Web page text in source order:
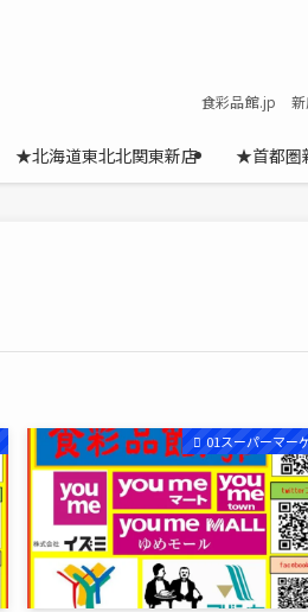
食彩品館.jp 新
★北海道東北北関東新店 ★首都圏
01スーパーマー